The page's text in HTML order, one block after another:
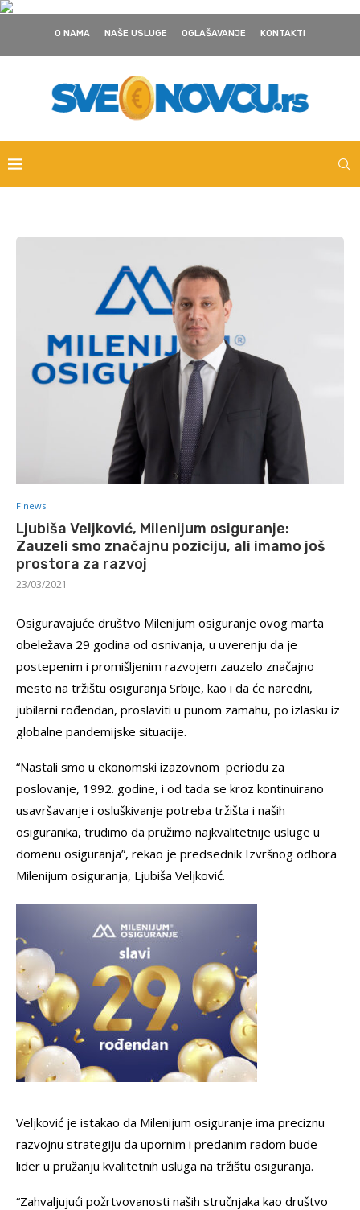
O NAMA NAŠE USLUGE OGLAŠAVANJE KONTAKTI
Finews
Ljubiša Veljković, Milenijum osiguranje:
Zauzeli smo značajnu poziciju, ali imamo još
prostora za razvoj
23/03/2021
Osiguravajuće društvo Milenijum osiguranje ovog marta
obeležava 29 godina od osnivanja, u uverenju da je
postepenim i promišljenim razvojem zauzelo značajno
mesto na tržištu osiguranja Srbije, kao i da će naredni,
jubilarni rođendan, proslaviti u punom zamahu, po izlasku iz
globalne pandemijske situacije.
“Nastali smo u ekonomski izazovnom periodu za
poslovanje, 1992. godine, i od tada se kroz kontinuirano
usavršavanje i osluškivanje potreba tržišta i naših
osiguranika, trudimo da pružimo najkvalitetnije usluge u
domenu osiguranja”, rekao je predsednik Izvršnog odbora
Milenijum osiguranja, Ljubiša Veljković.
Veljković je istakao da Milenijum osiguranje ima preciznu
razvojnu strategiju da upornim i predanim radom bude
lider u pružanju kvalitetnih usluga na tržištu osiguranja.
“Zahvaljujući požrtvovanosti naših stručnjaka kao društvo